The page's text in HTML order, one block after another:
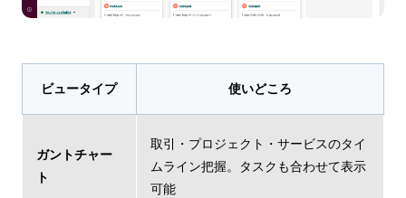
ビュータイプ 使いどころ
ガントチャー
ト
取引・プロジェクト・サービスのタイ
ムライン把握。タスクも合わせて表示
可能